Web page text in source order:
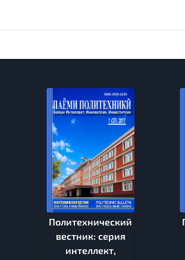
Политехнический
вестник: серия
интеллект,